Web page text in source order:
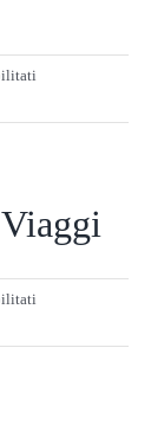
Travel